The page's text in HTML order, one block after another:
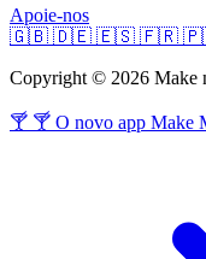
Apoie-nos
🇬🇧 🇩🇪 🇪🇸 🇫🇷
Copyright © 2026 Make
🍸 🍸 O novo app Make